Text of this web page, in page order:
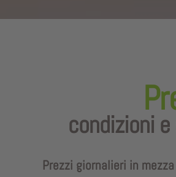
condizioni
Prezzi giornalieri in